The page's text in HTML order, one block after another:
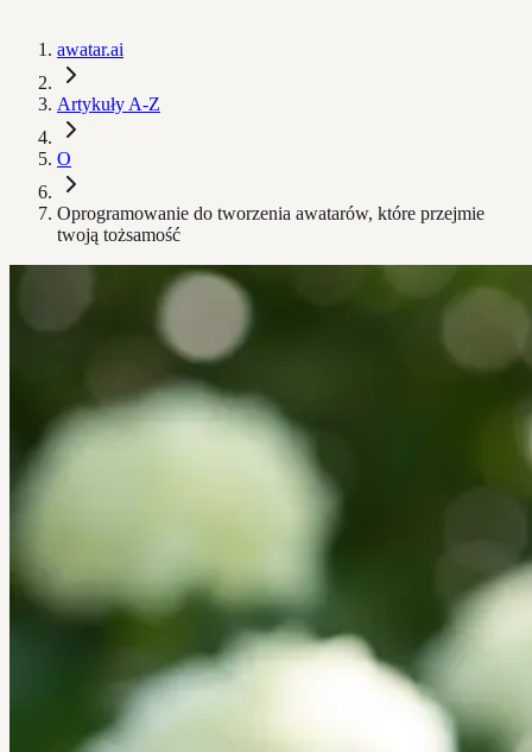
awatar.ai
Artykuły A-Z
O
Oprogramowanie do tworzenia awatarów, które przejmie
twoją tożsamość